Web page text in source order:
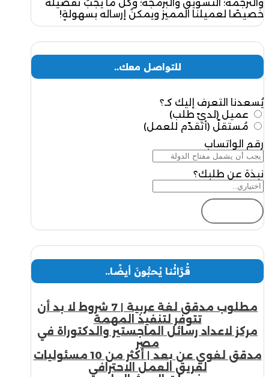
والترجمة؛ التسويق والبرمجة؛ وكُلُّ ما يجبُ تفصيله
خصيصًا لعميلنا المميز ويمكنُ إرساله بسهولةٍ!
للتواصل معك..
يُسعدنا التعرف إليك كـ؟
عميل (لديّ طلب)
مُستقلّ (أتقدّم للعمل)
رقم الواتساب
نبذة عن طلبك؟
قُرَّائُنا يُحبُّونَ أيضًا..
مطلوب مدقق لغة عربية | 7 شروط لا بد أن
تتوفر لتنفيذ المهمة
مركز لاعداد رسائل الماجستير والدكتوراة في
مصر
مدقق لغوي عن بعد | أكثر من 10 مسئوليات
لفريق العمل الاحترافي